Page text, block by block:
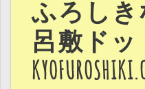
ふろしき
呂敷ドッ